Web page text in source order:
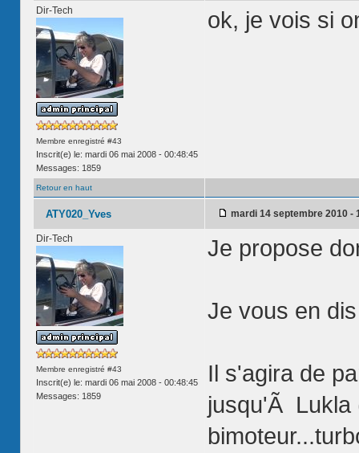
Dir-Tech
Membre enregistré #43
Inscrit(e) le: mardi 06 mai 2008 - 00:48:45
Messages: 1859
ok, je vois si
Retour en haut
ATY020_Yves mardi 14 septembre 2010 -
Dir-Tech
Membre enregistré #43
Inscrit(e) le: mardi 06 mai 2008 - 00:48:45
Messages: 1859
Je propose
Je vous en
Il s'agira de
jusqu'Ã Lukla